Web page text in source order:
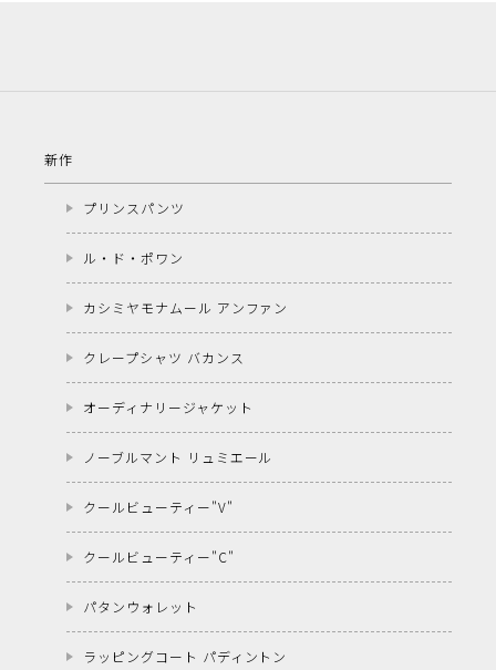
新作
プリンスパンツ
ル・ド・ポワン
カシミヤモナムール アンファン
クレープシャツ バカンス
オーディナリージャケット
ノーブルマント リュミエール
クールビューティー"V"
クールビューティー"C"
パタンウォレット
ラッピングコート パディントン